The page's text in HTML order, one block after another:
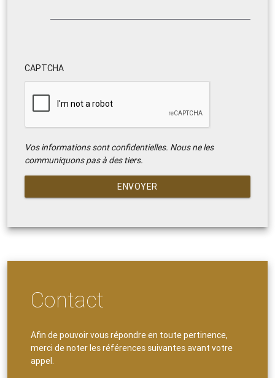
CAPTCHA
Vos informations sont confidentielles. Nous ne les
communiquons pas à des tiers.
ENVOYER
Contact
Afin de pouvoir vous répondre en toute pertinence,
merci de noter les références suivantes avant votre
appel.